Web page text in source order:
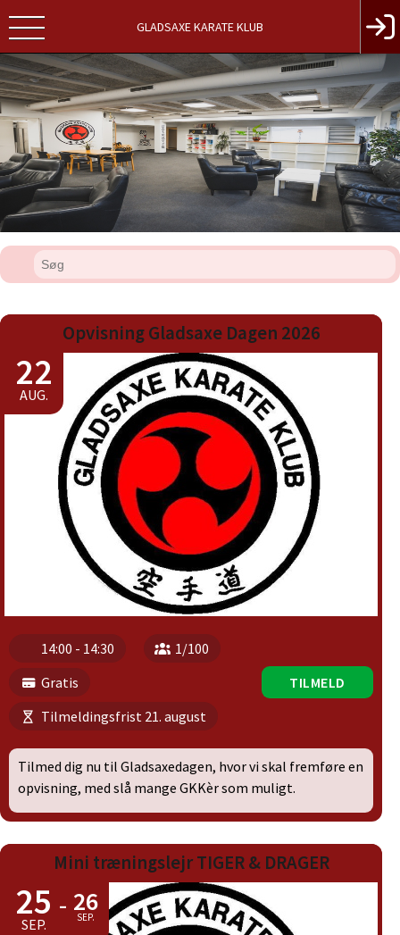
GLADSAXE KARATE KLUB
Opvisning Gladsaxe Dagen 2026
22
AUG.
14:00 - 14:30
1/100
Gratis
Tilmeldingsfrist 21. august
TILMELD
Tilmed dig nu til Gladsaxedagen, hvor vi skal fremføre en
opvisning, med slå mange GKKèr som muligt.
Mini træningslejr TIGER & DRAGER
25
SEP.
- 26
SEP.